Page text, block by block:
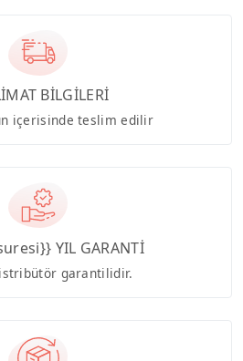
BİLGİLERİ
içerisinde teslim edilir
YIL GARANTİ
garantilidir.